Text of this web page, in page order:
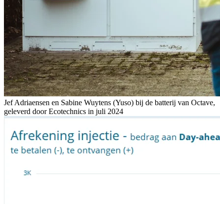
Jef Adriaensen en Sabine Wuytens (Yuso) bij de batterij van Octave,
geleverd door Ecotechnics in juli 2024